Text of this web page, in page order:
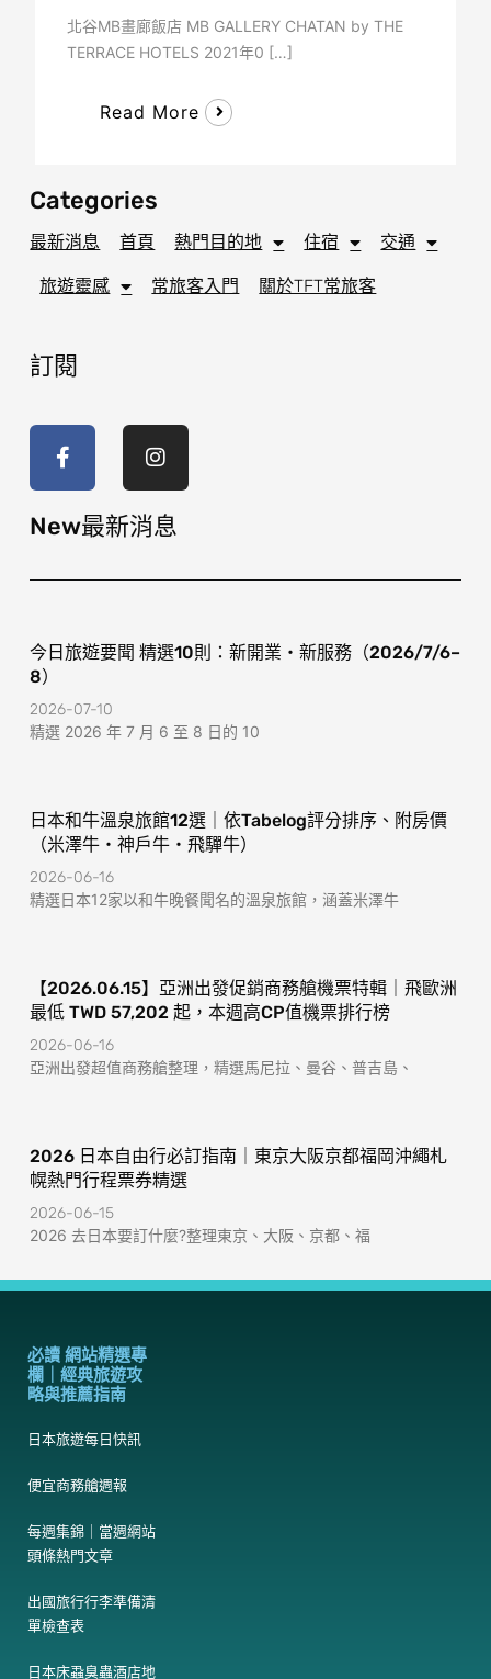
北谷MB畫廊飯店 MB GALLERY CHATAN by THE
TERRACE HOTELS 2021年0 […]
Read More
Categories
最新消息 首頁 熱門目的地 住宿 交通
旅遊靈感 常旅客入門 關於TFT常旅客
訂閱
c
o
-
s
g
r
m
New最新消息
今日旅遊要聞 精選10則：新開業・新服務（2026/7/6–
8）
2026-07-10
精選 2026 年 7 月 6 至 8 日的 10
日本和牛溫泉旅館12選｜依Tabelog評分排序、附房價
（米澤牛・神戶牛・飛驒牛）
2026-06-16
精選日本12家以和牛晚餐聞名的溫泉旅館，涵蓋米澤牛
【2026.06.15】亞洲出發促銷商務艙機票特輯｜飛歐洲
最低 TWD 57,202 起，本週高CP值機票排行榜
2026-06-16
亞洲出發超值商務艙整理，精選馬尼拉、曼谷、普吉島、
2026 日本自由行必訂指南｜東京大阪京都福岡沖繩札
幌熱門行程票券精選
2026-06-15
2026 去日本要訂什麼?整理東京、大阪、京都、福
必讀 網站精選專
欄｜經典旅遊攻
略與推薦指南
日本旅遊每日快訊
便宜商務艙週報
每週集錦｜當週網站
頭條熱門文章
出國旅行行李準備清
單檢查表
日本床蝨臭蟲酒店地